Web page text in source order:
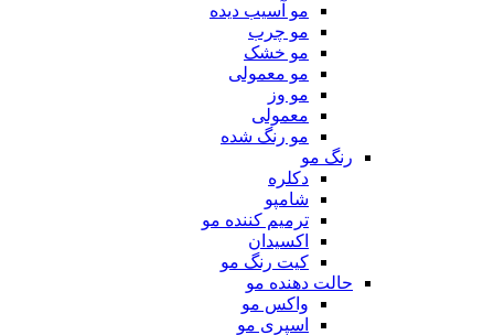
مو آسیب دیده
مو چرب
مو خشک
مو معمولی
مو وز
معمولی
مو رنگ شده
رنگ مو
دکلره
شامپو
ترمیم کننده مو
اکسیدان
کیت رنگ مو
حالت دهنده مو
واکس مو
اسپری مو